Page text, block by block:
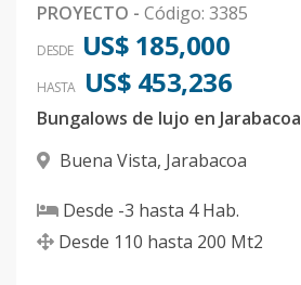
PROYECTO - Código: 3385
DESDE US$ 185,000
HASTA US$ 453,236
Bungalows de lujo en Jarabacoa
Buena Vista, Jarabacoa
Desde -3 hasta 4Hab.
Desde 110 hasta 200 Mt2